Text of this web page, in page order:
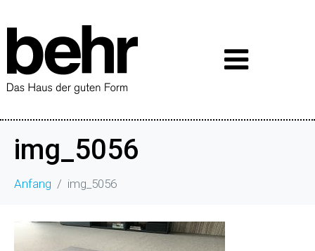
img_5056
Anfang img_5056